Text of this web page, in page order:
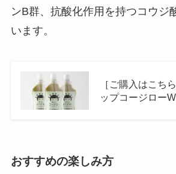
ンB群、抗酸化作用を持つコウジ
います。
［ご購入はこち
ップコージロー
おすすめの楽しみ方